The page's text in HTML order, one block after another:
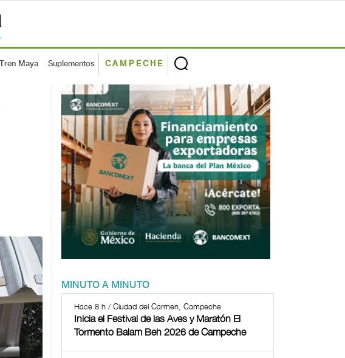
Tren Maya Suplementos CAMPECHE
MINUTO A MINUTO
Hace 8 h / Ciudad del Carmen, Campeche
Inicia el Festival de las Aves y Maratón El
Tormento Balam Beh 2026 de Campeche